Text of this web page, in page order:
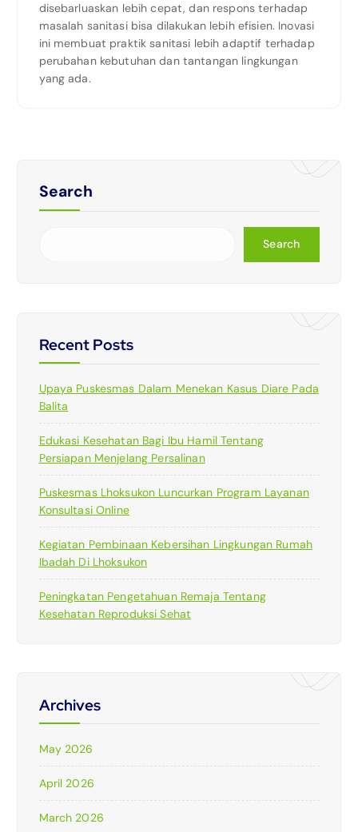
disebarluaskan lebih cepat, dan respons terhadap
masalah sanitasi bisa dilakukan lebih efisien. Inovasi
ini membuat praktik sanitasi lebih adaptif terhadap
perubahan kebutuhan dan tantangan lingkungan
yang ada.
Search
Search
Recent Posts
Upaya Puskesmas Dalam Menekan Kasus Diare Pada
Balita
Edukasi Kesehatan Bagi Ibu Hamil Tentang
Persiapan Menjelang Persalinan
Puskesmas Lhoksukon Luncurkan Program Layanan
Konsultasi Online
Kegiatan Pembinaan Kebersihan Lingkungan Rumah
Ibadah Di Lhoksukon
Peningkatan Pengetahuan Remaja Tentang
Kesehatan Reproduksi Sehat
Archives
May 2026
April 2026
March 2026